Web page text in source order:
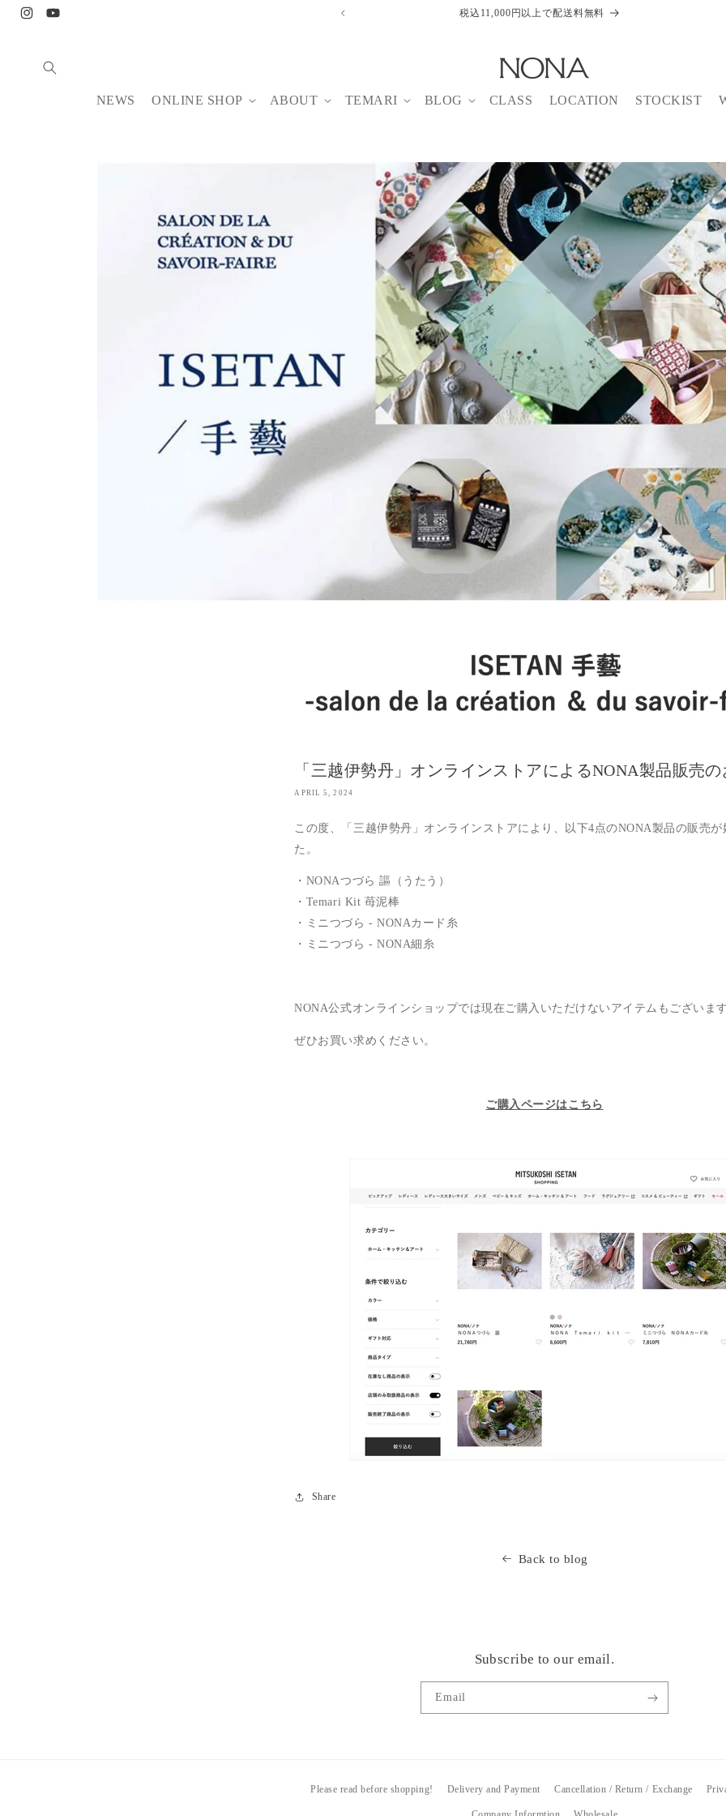
Skip to
content
InstagramYouTube
税込11,000円以上で配送料無料
NEWS ONLINE SHOP ABOUT TEMARI BLOG CLASS LOCATION STOCKIST
「三越伊勢丹」オンラインストアによるNONA製品販売
APRIL 5, 2024
この度、「三越伊勢丹」オンラインストアにより、以下4点のNONA製品の販売が
た。
・NONAつづら 謳（うたう）
・Temari Kit 苺泥棒
・ミニつづら - NONAカード糸
・ミニつづら - NONA細糸
NONA公式オンラインショップでは現在ご購入いただけないアイテムもございます
ぜひお買い求めください。
ご購入ページはこちら
Share
Back to blog
Subscribe to our email.
Email
Please read before shopping! Delivery and Payment Cancellation / Return / Exchange